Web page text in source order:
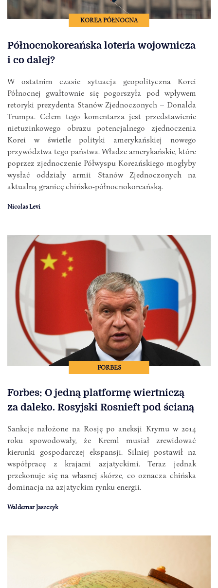
KOREA PÓŁNOCNA
Północnokoreańska loteria wojownicza
i co dalej?
W ostatnim czasie sytuacja geopolityczna Korei
Północnej gwałtownie się pogorszyła pod wpływem
retoryki prezydenta Stanów Zjednoczonych – Donalda
Trumpa. Celem tego komentarza jest przedstawienie
nietuzinkowego obrazu potencjalnego zjednoczenia
Korei w świetle polityki amerykańskiej nowego
przywództwa tego państwa. Władze amerykańskie, które
poprzez zjednoczenie Półwyspu Koreańskiego mogłyby
wysłać oddziały armii Stanów Zjednoczonych na
aktualną granicę chińsko-północnokoreańską.
Nicolas Levi
FORBES
Forbes: O jedną platformę wiertniczą
za daleko. Rosyjski Rosnieft pod ścianą
Sankcje nałożone na Rosję po aneksji Krymu w 2014
roku spowodowały, że Kreml musiał zrewidować
kierunki gospodarczej ekspansji. Silniej postawił na
współpracę z krajami azjatyckimi. Teraz jednak
przekonuje się na własnej skórze, co oznacza chińska
dominacja na azjatyckim rynku energii.
Waldemar Jaszczyk